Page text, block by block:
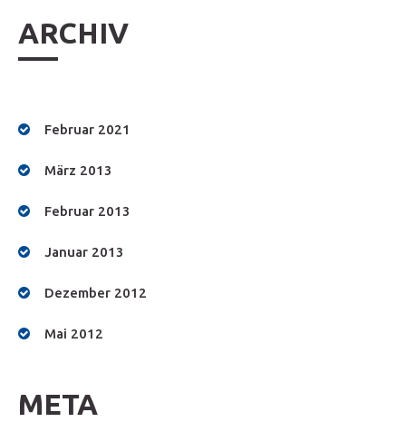
ARCHIV
Februar 2021
März 2013
Februar 2013
Januar 2013
Dezember 2012
Mai 2012
META